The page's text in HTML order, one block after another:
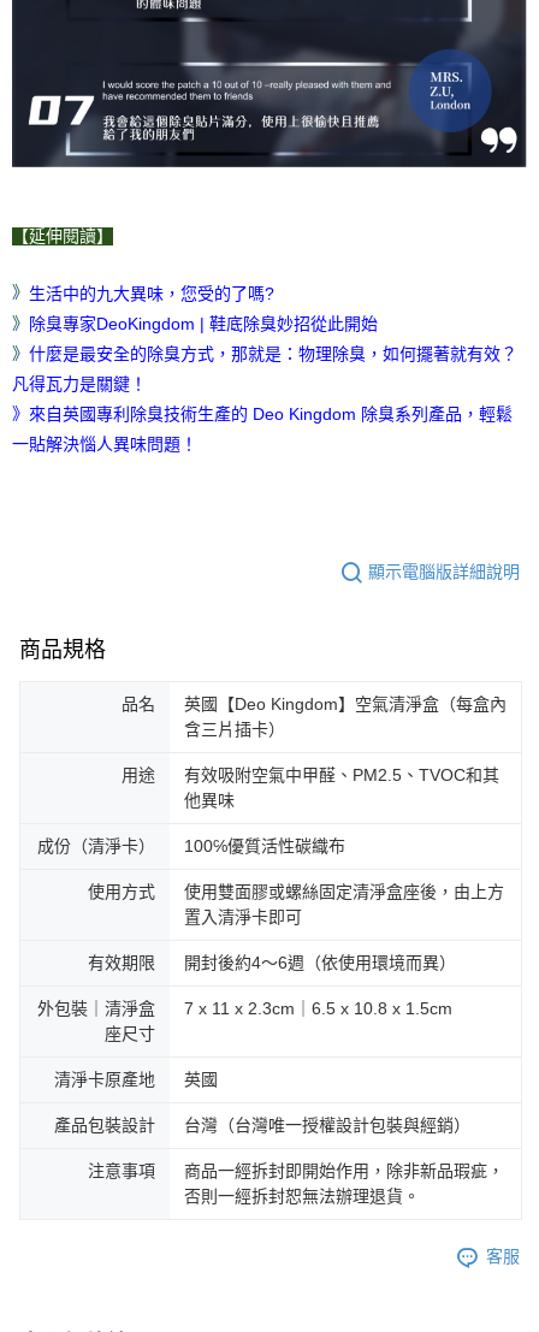
【延伸閱讀】
》 生活中的九大異味，您受的了嗎?
》 除臭專家DeoKingdom | 鞋底除臭妙招從此開始
》 什麼是最安全的除臭方式，那就是：物理除臭，如何擺著就有效？
凡得瓦力是關鍵！
》 來自英國專利除臭技術生產的 Deo Kingdom 除臭系列產品，輕鬆
一貼解決惱人異味問題！
顯示電腦版詳細說明
商品規格
品名
英國【Deo Kingdom】空氣清淨盒（每盒內
含三片插卡）
用途
有效吸附空氣中甲醛、PM2.5、TVOC和其
他異味
成份（清淨卡） 100℅優質活性碳織布
使用方式
使用雙面膠或螺絲固定清淨盒座後，由上方
置入清淨卡即可
有效期限 開封後約4～6週（依使用環境而異）
外包裝｜清淨盒
座尺寸
7 x 11 x 2.3cm｜6.5 x 10.8 x 1.5cm
清淨卡原產地 英國
產品包裝設計 台灣（台灣唯一授權設計包裝與經銷）
注意事項
商品一經拆封即開始作用，除非新品瑕疵，
否則一經拆封恕無法辦理退貨。
客服